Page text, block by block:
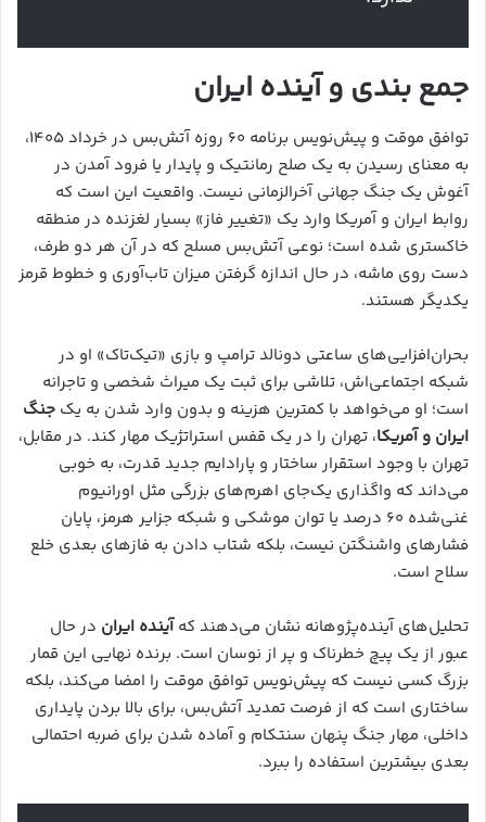
جمع بندی و آینده ایران
توافق موقت و پیش‌نویس برنامه ۶۰ روزه آتش‌بس در خرداد ۱۴۰۵،
به معنای رسیدن به یک صلح رمانتیک و پایدار یا فرود آمدن در
آغوش یک جنگ جهانی آخرالزمانی نیست. واقعیت این است که
روابط ایران و آمریکا وارد یک «تغییر فاز» بسیار لغزنده در منطقه
خاکستری شده است؛ نوعی آتش‌بس مسلح که در آن هر دو طرف،
دست روی ماشه، در حال اندازه گرفتن میزان تاب‌آوری و خطوط قرمز
یکدیگر هستند.
بحران‌افزایی‌های ساعتی دونالد ترامپ و بازی «تیک‌تاک» او در
شبکه اجتماعی‌اش، تلاشی برای ثبت یک میراث شخصی و تاجرانه
است؛ او می‌خواهد با کمترین هزینه و بدون وارد شدن به یک جنگ
ایران و آمریکا، تهران را در یک قفس استراتژیک مهار کند. در مقابل،
تهران با وجود استقرار ساختار و پارادایم جدید قدرت، به خوبی
می‌داند که واگذاری یک‌جای اهرم‌های بزرگی مثل اورانیوم
غنی‌شده ۶۰ درصد یا توان موشکی و شبکه جزایر هرمز، پایان
فشارهای واشنگتن نیست، بلکه شتاب دادن به فازهای بعدی خلع
سلاح است.
تحلیل‌های آینده‌پژوهانه نشان می‌دهند کهآینده ایران در حال
عبور از یک پیچ خطرناک و پر از نوسان است. برنده نهایی این قمار
بزرگ کسی نیست که پیش‌نویس توافق موقت را امضا می‌کند، بلکه
ساختاری است که از فرصت تمدید آتش‌بس، برای بالا بردن پایداری
داخلی، مهار جنگ پنهان سنتکام و آماده شدن برای ضربه احتمالی
بعدی بیشترین استفاده را ببرد.